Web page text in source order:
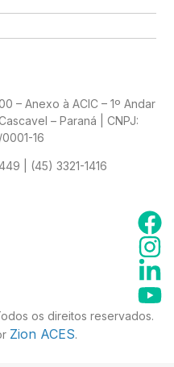
– Anexo à ACIC – 1º Andar
– Paraná | CNPJ:
16
| (45) 3321-1416
os direitos reservados.
Zion ACES.